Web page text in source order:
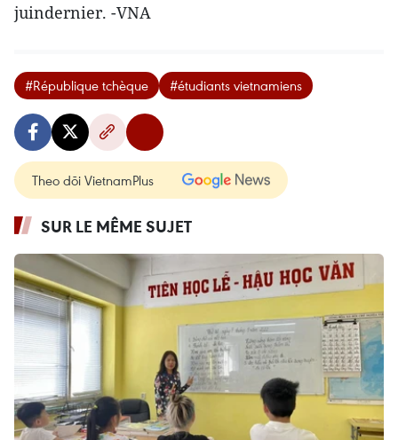
juindernier. -VNA
#République tchèque #étudiants vietnamiens
Theo dõi VietnamPlus
SUR LE MÊME SUJET